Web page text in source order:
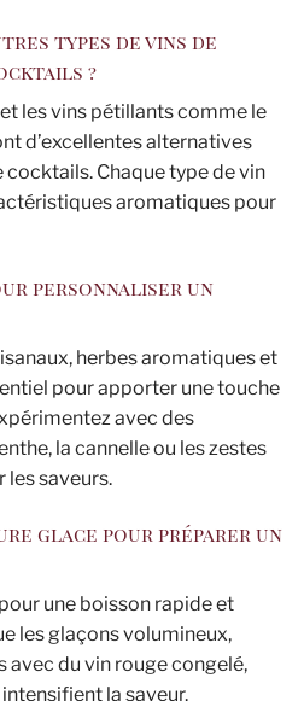
types de vins de
?
les vins pétillants comme le
d’excellentes alternatives
Chaque type de vin
aromatiques pour
personnaliser un
herbes aromatiques et
pour apporter une touche
avec des
la cannelle ou les zestes
les saveurs.
glace pour préparer un
une boisson rapide et
les glaçons volumineux,
avec du vin rouge congelé,
la saveur.